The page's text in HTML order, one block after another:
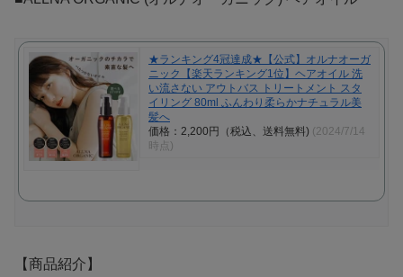
★ランキング4冠達成★【公式】オルナオーガ
ニック【楽天ランキング1位】ヘアオイル 洗
い流さない アウトバス トリートメント スタ
イリング 80ml ふんわり柔らかナチュラル美
髪へ
価格：2,200円（税込、送料無料) (2024/7/14
時点)
【商品紹介】